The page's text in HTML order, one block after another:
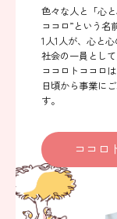
色々な人と「心
ココロ”という名
1人1人が、心と
社会の一員とし
ココロトココロ
日頃から事業に
す。
ココロ